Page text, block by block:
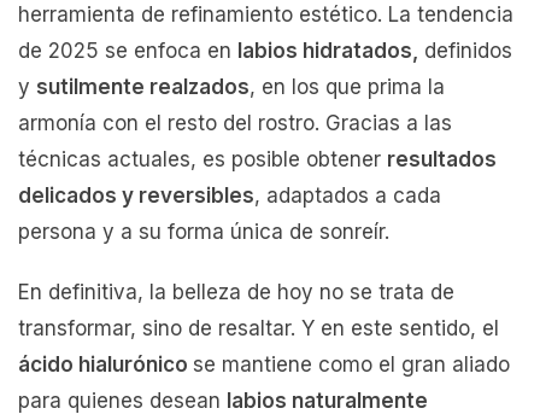
herramienta de refinamiento estético. La tendencia
de 2025 se enfoca en labios hidratados, definidos
y sutilmente realzados, en los que prima la
armonía con el resto del rostro. Gracias a las
técnicas actuales, es posible obtener resultados
delicados y reversibles, adaptados a cada
persona y a su forma única de sonreír.
En definitiva, la belleza de hoy no se trata de
transformar, sino de resaltar. Y en este sentido, el
ácido hialurónico se mantiene como el gran aliado
para quienes desean labios naturalmente